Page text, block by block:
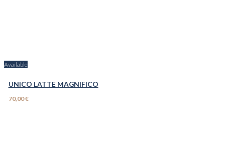
Available
UNICO LATTE MAGNIFICO
70,00 €